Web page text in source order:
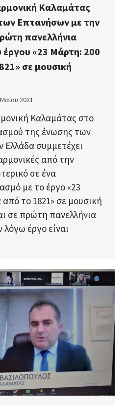
Καλαμάτας
Επτανήσων με την
πανελλήνια
«23 Μάρτη: 200
σε μουσική
2021
Καλαμάτας στο
της ένωσης των
συμμετέχει
από την
σε ένα
με το έργο «23
το 1821» σε μουσική
σε πρώτη πανελλήνια
έργο είναι